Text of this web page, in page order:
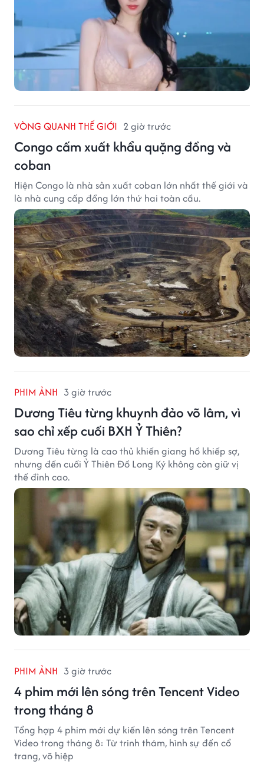
VÒNG QUANH THẾ GIỚI 2 giờ trước
Congo cấm xuất khẩu quặng đồng và
coban
Hiện Congo là nhà sản xuất coban lớn nhất thế giới và
là nhà cung cấp đồng lớn thứ hai toàn cầu.
PHIM ẢNH 3 giờ trước
Dương Tiêu từng khuynh đảo võ lâm, vì
sao chỉ xếp cuối BXH Ỷ Thiên?
Dương Tiêu từng là cao thủ khiến giang hồ khiếp sợ,
nhưng đến cuối Ỷ Thiên Đồ Long Ký không còn giữ vị
thế đỉnh cao.
PHIM ẢNH 3 giờ trước
4 phim mới lên sóng trên Tencent Video
trong tháng 8
Tổng hợp 4 phim mới dự kiến lên sóng trên Tencent
Video trong tháng 8: Từ trinh thám, hình sự đến cổ
trang, võ hiệp